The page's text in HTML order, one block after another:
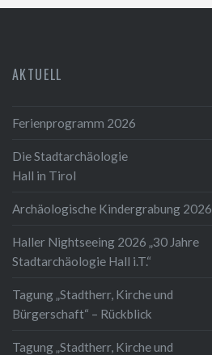
AKTUELL
Ferienprogramm 2026
Die Stadtarchäologie
Hall in Tirol
Archäologische Kindergrabung 2026
Haller Nightseeing 2026 „30 Jahre
Stadtarchäologie Hall i.T.“
Tagung „Stadtherr, Kirche und
Bürgerschaft“ – Rückblick
Tagung „Stadtherr, Kirche und